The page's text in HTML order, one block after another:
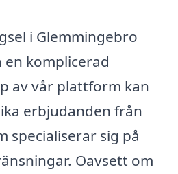
i Glemmingebro
komplicerad
av vår plattform kan
erbjudanden från
specialiserar sig på
Oavsett om